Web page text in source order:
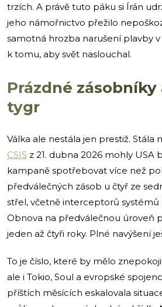
trzích. A právě tuto páku si Írán
jeho námořnictvo přežilo
samotná hrozba narušení plavby
k tomu, aby svět naslouchal.
Prázdné
tygr
Válka ale nestála jen prestiž. Stála
CSIS z 21. dubna 2026 mohly USA
kampaně spotřebovat více než
předválečných zásob u čtyř ze
střel, včetně interceptorů systémů
Obnova na předválečnou úroveň
jeden až čtyři roky. Plné navýšení
To je číslo, které by mělo
ale i Tokio, Soul a evropské
příštích měsících eskalovala